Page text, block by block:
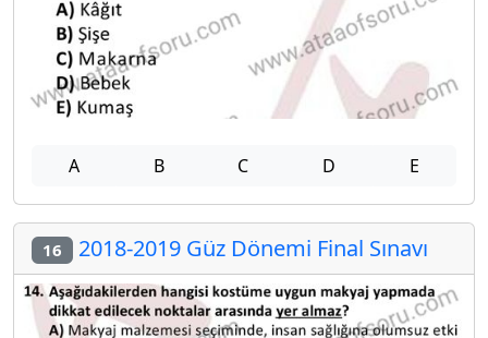
A B C D E
16 2018-2019 Güz Dönemi Final Sınavı